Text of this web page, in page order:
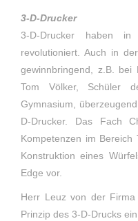
3-D-Drucker
3-D-Drucker haben
revolutioniert. Auch in
gewinnbringend, z.B. bei
Tom Völker, Schüler
Gymnasium,
D-Drucker. Das Fach
Kompetenzen im Bereich
Konstruktion eines
Edge vor.
Herr Leuz von der
Prinzip des 3-D-Drucks